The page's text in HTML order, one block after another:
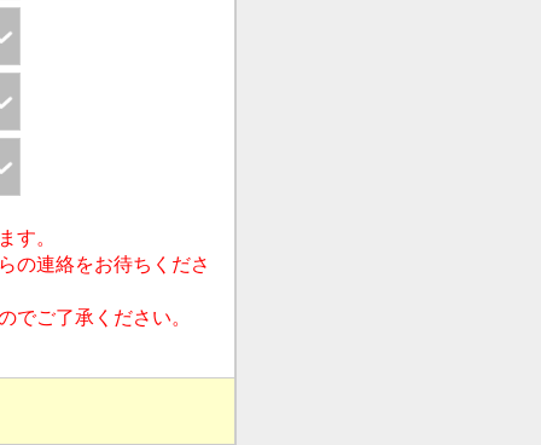
す。
の連絡をお待ちくださ
ご了承ください。